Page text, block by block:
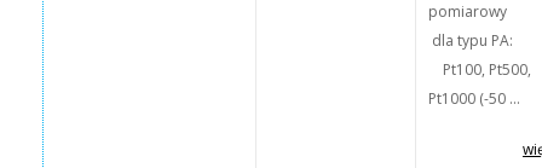
pomiarowy
dla typu PA:
Pt100, Pt500,
Pt1000 (-50 ...